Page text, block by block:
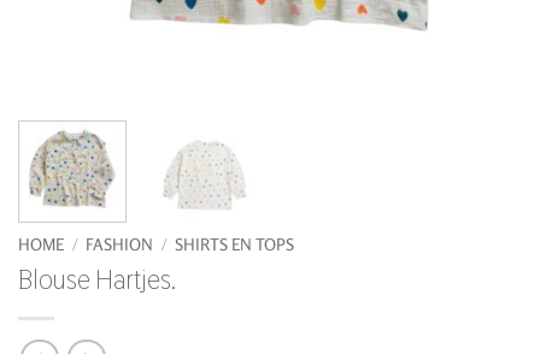
HOME / FASHION / SHIRTS EN TOPS
Blouse Hartjes.